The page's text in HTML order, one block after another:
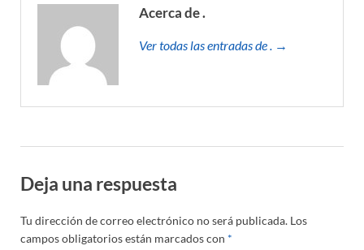
Acerca de .
Ver todas las entradas de . →
Deja una respuesta
Tu dirección de correo electrónico no será publicada. Los
campos obligatorios están marcados con *